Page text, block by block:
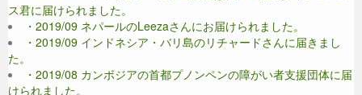
ス君に届けられました。
・2019/09 ネパールのLeezaさんにお届けられました。
・2019/09 インドネシア・バリ島のリチャードさんに届きまし
た。
・2019/08 カンボジアの首都プノンペンの障がい者支援団体に届
けられました。